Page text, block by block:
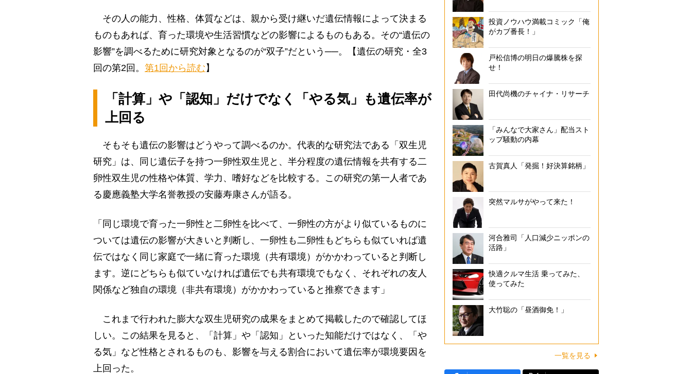
その人の能力、性格、体質などは、親から受け継いだ遺伝情報によって決まる
ものもあれば、育った環境や生活習慣などの影響によるものもある。その“遺伝の
影響”を調べるために研究対象となるのが“双子”だという──。【遺伝の研究・全3
回の第2回。 第1回から読む 】
「計算」や「認知」だけでなく「やる気」も遺伝率が
上回る
そもそも遺伝の影響はどうやって調べるのか。代表的な研究法である「双生児
研究」は、同じ遺伝子を持つ一卵性双生児と、半分程度の遺伝情報を共有する二
卵性双生児の性格や体質、学力、嗜好などを比較する。この研究の第一人者であ
る慶應義塾大学名誉教授の安藤寿康さんが語る。
「同じ環境で育った一卵性と二卵性を比べて、一卵性の方がより似ているものに
ついては遺伝の影響が大きいと判断し、一卵性も二卵性もどちらも似ていれば遺
伝ではなく同じ家庭で一緒に育った環境（共有環境）がかかわっていると判断し
ます。逆にどちらも似ていなければ遺伝でも共有環境でもなく、それぞれの友人
関係など独自の環境（非共有環境）がかかわっていると推察できます」
これまで行われた膨大な双生児研究の成果をまとめて掲載したので確認してほ
しい。この結果を見ると、「計算」や「認知」といった知能だけではなく、「や
る気」など性格とされるものも、影響を与える割合において遺伝率が環境要因を
上回った。
投資ノウハウ満載コミック「俺
がカブ番長！」
戸松信博の明日の爆騰株を探
せ！
田代尚機のチャイナ・リサーチ
「みんなで大家さん」配当スト
ップ騒動の内幕
古賀真人「発掘！好決算銘柄」
突然マルサがやって来た！
河合雅司「人口減少ニッポンの
活路」
快適クルマ生活 乗ってみた、
使ってみた
大竹聡の「昼酒御免！」
一覧を見る